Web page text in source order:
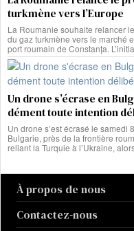
turkmène vers l’Europe
La Roumanie souhaite relancer
du gaz turkmène vers le marché
port roumain de Constanța.
Un drone s’écrase en
dément toute intention
Un drone s’est écrasé le samedi
Bulgarie, près de la frontière
reliant la Turquie à l’Ukraine,
À propos de nous
Contactez-nous